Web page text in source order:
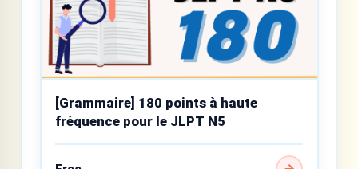
[Grammaire] 180 points à haute
fréquence pour le JLPT N5